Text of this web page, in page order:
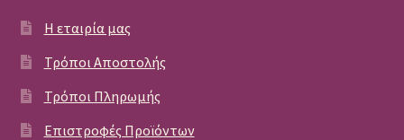
Η εταιρία μας
Τρόποι Αποστολής
Τρόποι Πληρωμής
Επιστροφές Προϊόντων